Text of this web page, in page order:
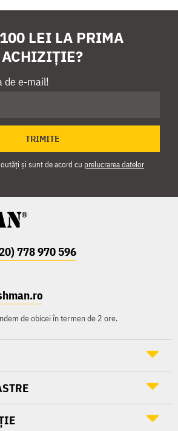
LEI LA PRIMA
ACHIZIȚIE?
de e-mail!
TRIMITE
și sunt de acord cu prelucrarea datelor
778 970 596
de obicei în termen de 2 ore.